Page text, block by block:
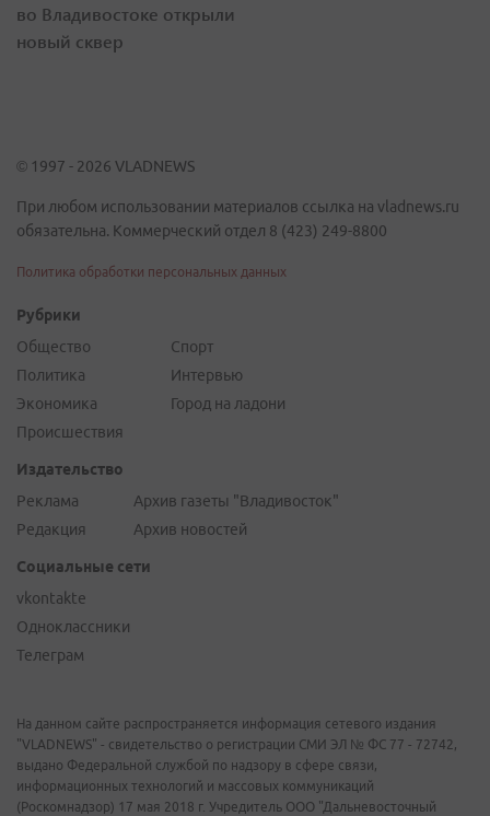
во Владивостоке открыли
новый сквер
© 1997 - 2026 VLADNEWS
При любом использовании материалов ссылка на vladnews.ru
обязательна. Коммерческий отдел 8 (423) 249-8800
Политика обработки персональных данных
Рубрики
Общество
Политика
Экономика
Происшествия
Спорт
Интервью
Город на ладони
Издательство
Реклама
Редакция
Архив газеты "Владивосток"
Архив новостей
Социальные сети
vkontakte
Одноклассники
Телеграм
На данном сайте распространяется информация сетевого издания
"VLADNEWS" - свидетельство о регистрации СМИ ЭЛ № ФС 77 - 72742,
выдано Федеральной службой по надзору в сфере связи,
информационных технологий и массовых коммуникаций
(Роскомнадзор) 17 мая 2018 г. Учредитель ООО "Дальневосточный